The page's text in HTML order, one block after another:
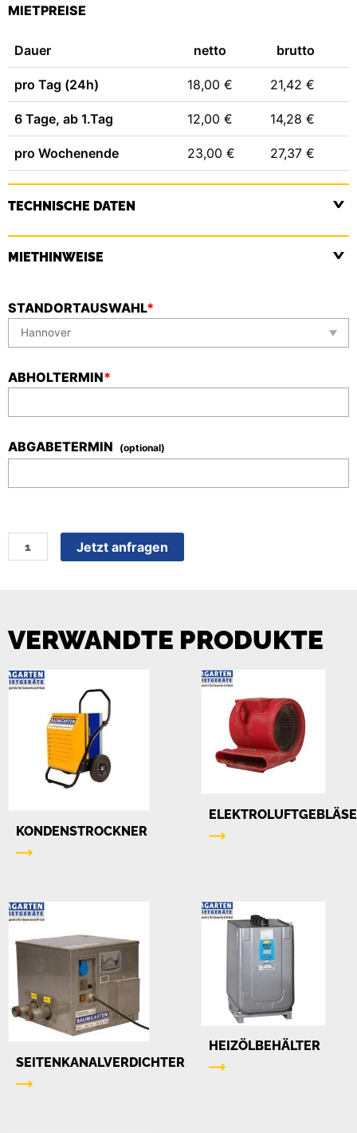
MIETPREISE
Dauer netto brutto
pro Tag (24h) 18,00 € 21,42 €
6 Tage, ab 1.Tag 12,00 € 14,28 €
pro Wochenende 23,00 € 27,37 €
TECHNISCHE DATEN
MIETHINWEISE
STANDORTAUSWAHL*
ABHOLTERMIN*
ABGABETERMIN (optional)
Jetzt anfragen
VERWANDTE PRODUKTE
KONDENSTROCKNER
ELEKTROLUFTGEBLÄSE
SEITENKANALVERDICHTER
HEIZÖLBEHÄLTER